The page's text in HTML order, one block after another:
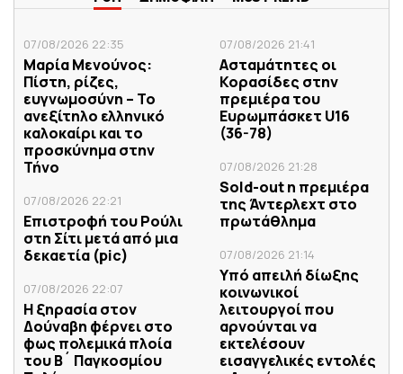
07/08/2026 22:35
Μαρία Μενούνος:
Πίστη, ρίζες,
ευγνωμοσύνη – Το
ανεξίτηλο ελληνικό
καλοκαίρι και το
προσκύνημα στην
Τήνο
07/08/2026 22:21
Επιστροφή του Ρούλι
στη Σίτι μετά από μια
δεκαετία (pic)
07/08/2026 22:07
Η ξηρασία στον
Δούναβη φέρνει στο
φως πολεμικά πλοία
του Β´ Παγκοσμίου
07/08/2026 21:41
Ασταμάτητες οι
Κορασίδες στην
πρεμιέρα του
Ευρωμπάσκετ U16
(36-78)
07/08/2026 21:28
Sold-out η πρεμιέρα
της Άντερλεχτ στο
πρωτάθλημα
07/08/2026 21:14
Υπό απειλή δίωξης
κοινωνικοί
λειτουργοί που
αρνούνται να
εκτελέσουν
εισαγγελικές εντολές